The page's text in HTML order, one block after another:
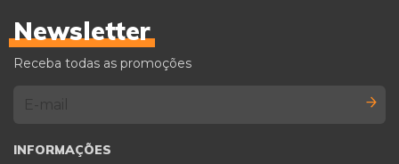
Newsletter
Receba todas as promoções
INFORMAÇÕES